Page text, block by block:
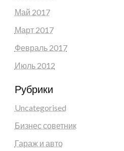
Май 2017
Март 2017
Февраль 2017
Июль 2012
Рубрики
Uncategorised
Бизнес советник
Гараж и авто